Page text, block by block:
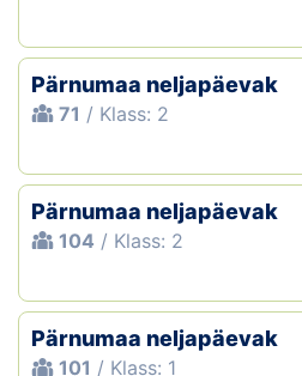
Pärnumaa neljapäevak
71 / Klass: 2
Pärnumaa neljapäevak
104 / Klass: 2
Pärnumaa neljapäevak
101 / Klass: 1